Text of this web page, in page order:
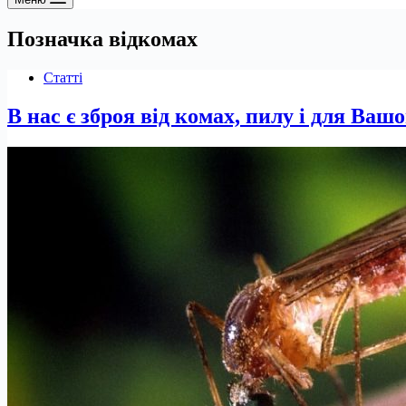
Позначка відкомах
Статті
В нас є зброя від комах, пилу і для